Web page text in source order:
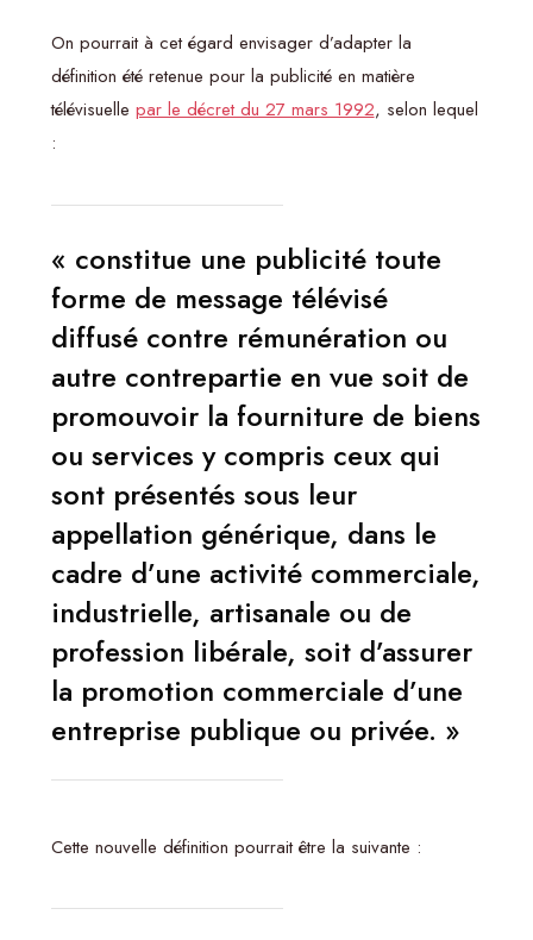
On pourrait à cet égard envisager d’adapter la
définition été retenue pour la publicité en matière
télévisuelle par le décret du 27 mars 1992, selon lequel
:
« constitue une publicité toute
forme de message télévisé
diffusé contre rémunération ou
autre contrepartie en vue soit de
promouvoir la fourniture de biens
ou services y compris ceux qui
sont présentés sous leur
appellation générique, dans le
cadre d’une activité commerciale,
industrielle, artisanale ou de
profession libérale, soit d’assurer
la promotion commerciale d’une
entreprise publique ou privée. »
Cette nouvelle définition pourrait être la suivante :